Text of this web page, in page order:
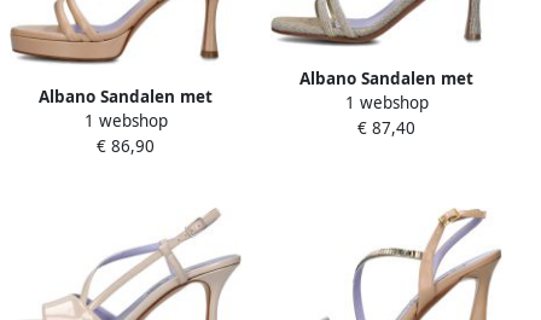
Albano Sandalen met
hakken 5142
1 webshop
€ 86,90
Albano Sandalen met
hakken 5135
1 webshop
€ 87,40